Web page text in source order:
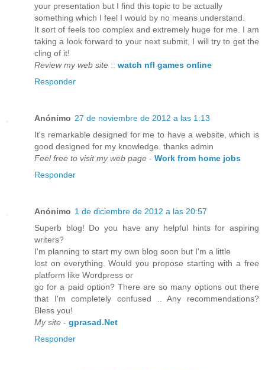
your presentation but I find this topic to be actually
something which I feel I would by no means understand.
It sort of feels too complex and extremely huge for me. I am
taking a look forward to your next submit, I will try to get the
cling of it!
Review my web site :: watch nfl games online
Responder
Anónimo 27 de noviembre de 2012 a las 1:13
It's remarkable designed for me to have a website, which is
good designed for my knowledge. thanks admin
Feel free to visit my web page - Work from home jobs
Responder
Anónimo 1 de diciembre de 2012 a las 20:57
Superb blog! Do you have any helpful hints for aspiring
writers?
I'm planning to start my own blog soon but I'm a little
lost on everything. Would you propose starting with a free
platform like Wordpress or
go for a paid option? There are so many options out there
that I'm completely confused .. Any recommendations?
Bless you!
My site - gprasad.Net
Responder